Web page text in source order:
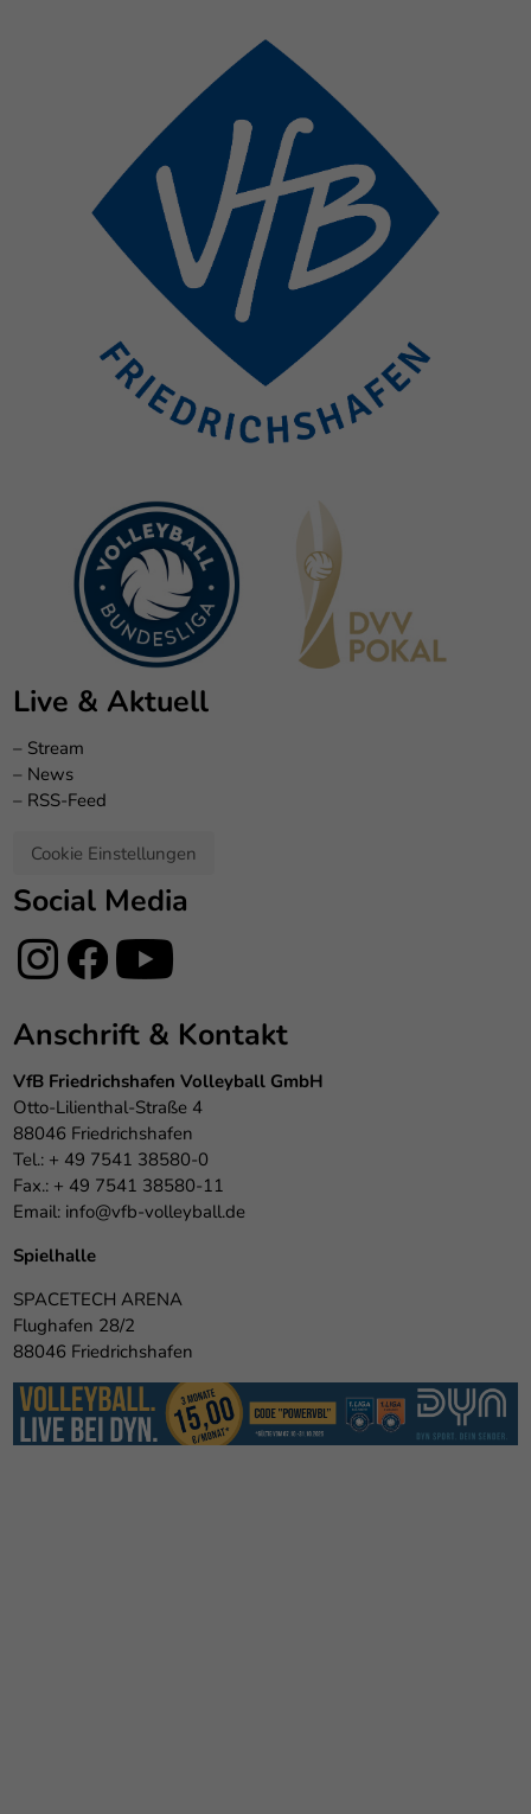
Live & Aktuell
– Stream
– News
– RSS-Feed
Cookie Einstellungen
Social Media
Anschrift & Kontakt
VfB Friedrichshafen Volleyball GmbH
Otto-Lilienthal-Straße 4
88046 Friedrichshafen
Tel.: + 49 7541 38580-0
Fax.: + 49 7541 38580-11
Email: info@vfb-volleyball.de
Spielhalle
SPACETECH ARENA
Flughafen 28/2
88046 Friedrichshafen